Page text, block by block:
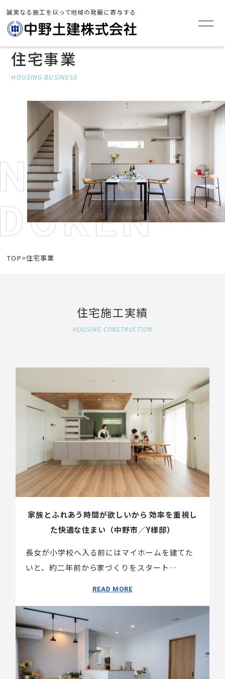
誠実なる施工を以って地域の発展に寄与する
住宅事業
HOUSING BUSINESS
TOP>住宅事業
住宅施工実績
HOUSING CONSTRUCTION
家族とふれあう時間が欲しいから 効率を重視し
た快適な住まい（中野市／Y様邸）
長女が小学校へ入る前にはマイホームを建てた
いと、約二年前から家づくりをスタート…